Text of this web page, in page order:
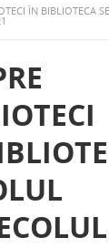
ÎN BIBLIOTECA